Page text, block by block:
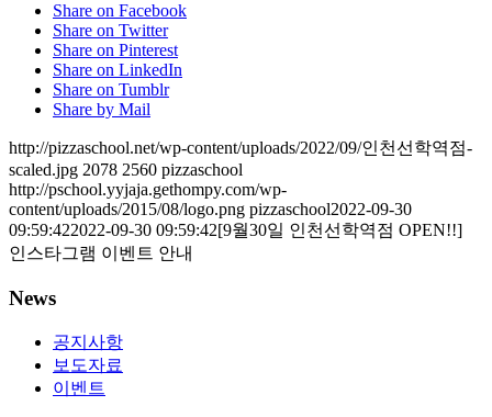
Share on Facebook
Share on Twitter
Share on Pinterest
Share on LinkedIn
Share on Tumblr
Share by Mail
http://pizzaschool.net/wp-content/uploads/2022/09/인천선학역점-
scaled.jpg 2078 2560 pizzaschool
http://pschool.yyjaja.gethompy.com/wp-
content/uploads/2015/08/logo.png pizzaschool2022-09-30
09:59:422022-09-30 09:59:42[9월30일 인천선학역점 OPEN!!]
인스타그램 이벤트 안내
News
공지사항
보도자료
이벤트